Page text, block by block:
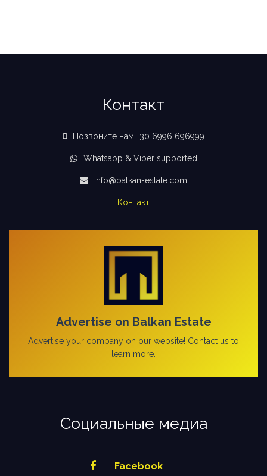
Контакт
Позвоните нам +30 6996 696999
Whatsapp & Viber supported
info@balkan-estate.com
Контакт
Advertise on Balkan Estate
Advertise your company on our website! Contact us to
learn more.
Социальные медиа
Facebook